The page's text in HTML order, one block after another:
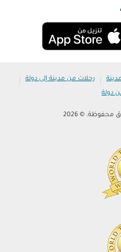
| رحلات من مدينة إلى دولة |
دولة
محفوظة. © 2026